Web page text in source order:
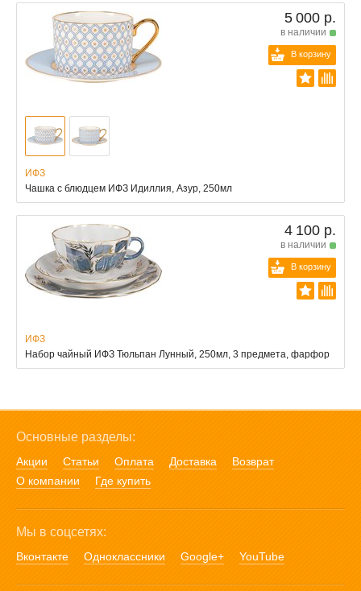
5 000 р.
в наличии
В корзину
ИФЗ
Чашка с блюдцем ИФЗ Идиллия, Азур, 250мл
4 100 р.
в наличии
В корзину
ИФЗ
Набор чайный ИФЗ Тюльпан Лунный, 250мл, 3 предмета, фарфор
Основные разделы:
Акции Статьи Оплата Доставка
Возврат
О компании
Где купить
Мы в соцсетях:
Вконтакте Одноклассники Google+ YouTube